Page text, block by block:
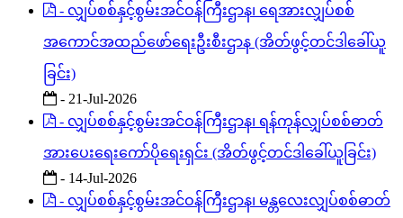
- လျှပ်စစ်နှင့်စွမ်းအင်ဝန်ကြီးဌာန၊ ရေအားလျှပ်စစ်
အကောင်အထည်ဖော်ရေးဦးစီးဌာန (အိတ်ဖွင့်တင်ဒါခေါ်ယူ
ခြင်း)
- 21-Jul-2026
- လျှပ်စစ်နှင့်စွမ်းအင်ဝန်ကြီးဌာန၊ ရန်ကုန်လျှပ်စစ်ဓာတ်
အားပေးရေးကော်ပိုရေးရှင်း (အိတ်ဖွင့်တင်ဒါခေါ်ယူခြင်း)
- 14-Jul-2026
- လျှပ်စစ်နှင့်စွမ်းအင်ဝန်ကြီးဌာန၊ မန္တလေးလျှပ်စစ်ဓာတ်